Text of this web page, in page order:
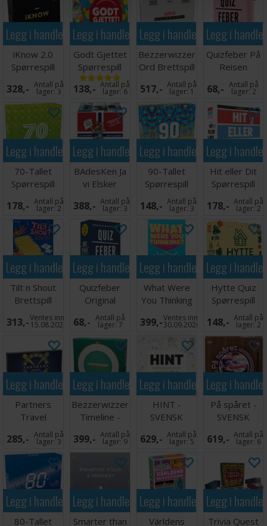
Legg i handlekurven
iKnow 2.0
Spørrespill
328,- Antall på
lager:3
Legg i handlekurven
Godt Gjettet
Spørrespill
138,- Antall på
lager:6
Legg i handlekurven
Bezzerwizzer
Ord Brettspill
517,- Antall på
lager:1
Legg i
Quizfeber På
Reisen
Spørrespill
68,- Antall på
lager:2
Legg i handlekurven
70-Tallet
Spørrespill
178,- Antall på
lager:2
Legg i handlekurven
BAdesKen Ja
vi Elsker
Spørrespill
388,- Antall på
lager:3
Legg i handlekurven
90-Tallet
Spørrespill
148,- Antall på
lager:3
Legg i
Hit eller Dit
Spørrespill
178,- Antall på
lager:2
Legg i handlekurven
Tilt n Shout
Brettspill
313,-Ventes inn
15.08.2026
Legg i handlekurven
Quizfeber
Original
Spørrespill
68,- Antall på
lager:7
Legg i handlekurven
What Were
You Thinking
Partyspill
399,-Ventes inn
30.09.2026
Legg i
Hytte Quiz
Spørrespill
148,- Antall på
lager:2
Legg i handlekurven
Partners
Travel
Brettspill -
Reiseutgave
285,- Antall på
lager:3
Legg i handlekurven
Bezzerwizzer
Timeline -
SVENSK
399,- Antall på
lager:9
Legg i handlekurven
HINT -
SVENSK
629,- Antall på
lager:5
Legg i
På spåret -
SVENSK
619,- Antall på
lager:6
Legg i handlekurven
80-Tallet
Legg i handlekurven
Smarter than
Legg i handlekurven
Världens
Legg i
Trivia Quest